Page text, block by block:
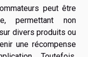
peut être
permettant non
divers produits ou
une récompense